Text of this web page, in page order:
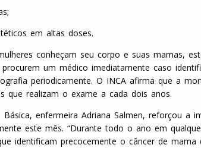
em altas doses.
conheçam seu corpo e suas mamas,
um médico imediatamente caso
periodicamente. O INCA afirma que a
que realizam o exame a cada dois anos.
enfermeira Adriana Salmen, reforçou a
este mês. “Durante todo o ano em
identificam precocemente o câncer de